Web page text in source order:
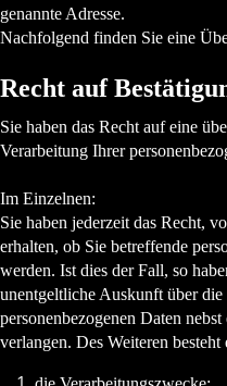
genannte Adresse.
Nachfolgend finden Sie eine
Recht auf
Sie haben das Recht auf eine
Verarbeitung Ihrer
Im Einzelnen:
Sie haben jederzeit das Recht,
erhalten, ob Sie betreffende
werden. Ist dies der Fall, so
unentgeltliche Auskunft über die
personenbezogenen Daten
verlangen. Des Weiteren